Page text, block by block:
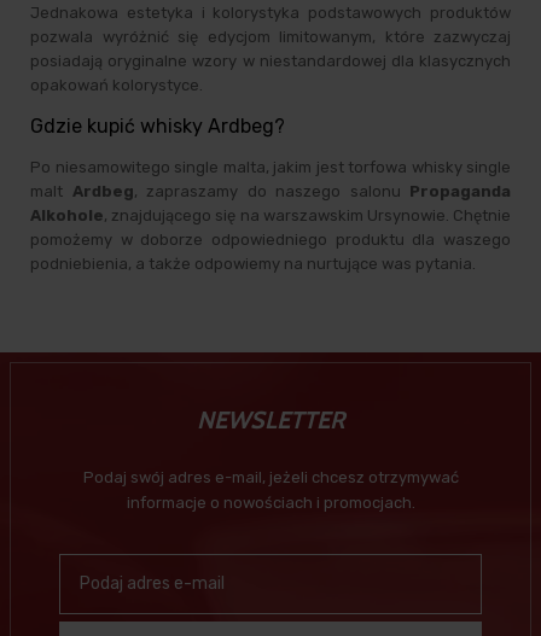
Jednakowa estetyka i kolorystyka podstawowych produktów
pozwala wyróżnić się edycjom limitowanym, które zazwyczaj
posiadają oryginalne wzory w niestandardowej dla klasycznych
opakowań kolorystyce.
Gdzie kupić whisky Ardbeg?
Po niesamowitego single malta, jakim jest torfowa whisky single
malt Ardbeg, zapraszamy do naszego salonu Propaganda
Alkohole, znajdującego się na warszawskim Ursynowie. Chętnie
pomożemy w doborze odpowiedniego produktu dla waszego
podniebienia, a także odpowiemy na nurtujące was pytania.
NEWSLETTER
Podaj swój adres e-mail, jeżeli chcesz otrzymywać
informacje o nowościach i promocjach.